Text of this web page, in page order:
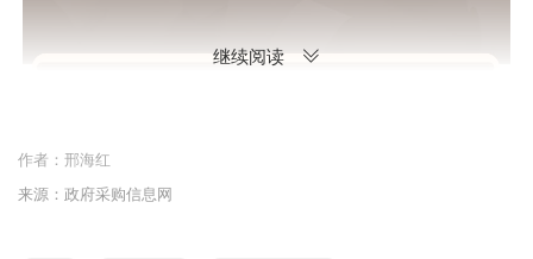
继续阅读
作者： 邢海红
来源：政府采购信息网